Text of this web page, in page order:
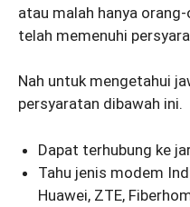
atau malah hanya
telah memenuhi
Nah untuk mengetahui
persyaratan dibawah ini.
Dapat terhubung ke
Tahu jenis modem
Huawei, ZTE,